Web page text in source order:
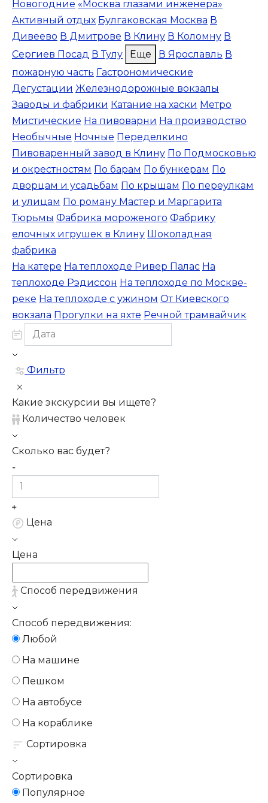
Новогодние «Москва глазами инженера»
Активный отдых Булгаковская Москва В
Дивеево В Дмитрове В Клину В Коломну В
Сергиев Посад В Тулу Еще В Ярославль В
пожарную часть Гастрономические
Дегустации Железнодорожные вокзалы
Заводы и фабрики Катание на хаски Метро
Мистические На пивоварни На производство
Необычные Ночные Переделкино
Пивоваренный завод в Клину По Подмосковью
и окрестностям По барам По бункерам По
дворцам и усадьбам По крышам По переулкам
и улицам По роману Мастер и Маргарита
Тюрьмы Фабрика мороженого Фабрику
елочных игрушек в Клину Шоколадная
фабрика
На катере На теплоходе Ривер Палас На
теплоходе Рэдиссон На теплоходе по Москве-
реке На теплоходе с ужином От Киевского
вокзала Прогулки на яхте Речной трамвайчик
Фильтр
Какие экскурсии вы ищете?
Количество человек
Сколько вас будет?
Цена
Цена
Способ передвижения
Способ передвижения:
Любой
На машине
Пешком
На автобусе
На кораблике
Сортировка
Сортировка
Популярное